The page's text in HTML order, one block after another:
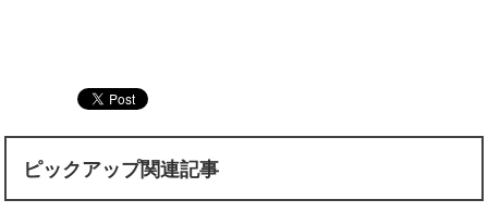
ピックアップ関連記事